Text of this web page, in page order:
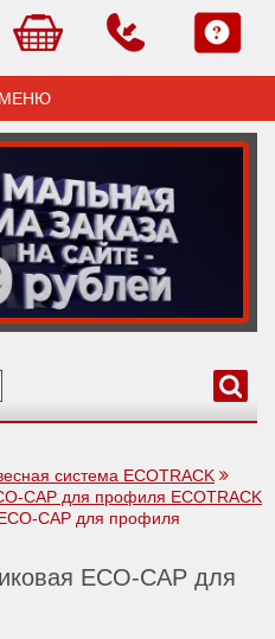
МЕНЮ
система ECOTRACK
CAP для профиля ECOTRACK
CAP для профиля
ECO-CAP для